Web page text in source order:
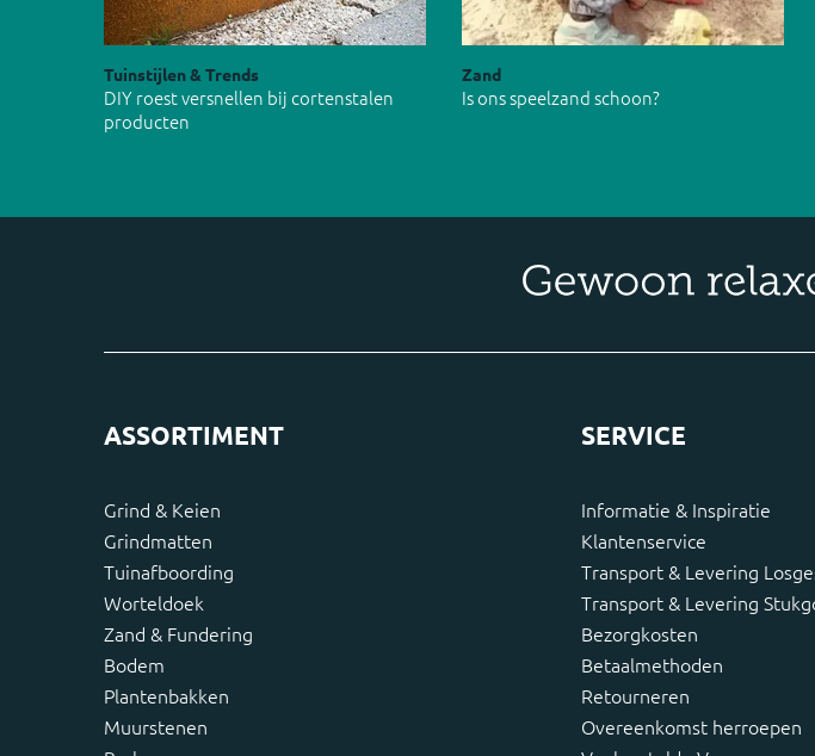
Tuinstijlen & Trends
DIY roest versnellen bij cortenstalen
producten
Zand
Is ons speelzand schoon?
ASSORTIMENT
Grind & Keien
Grindmatten
Tuinafboording
Worteldoek
Zand & Fundering
Bodem
Plantenbakken
Muurstenen
SERVICE
Informatie & Inspiratie
Klantenservice
Transport & Levering
Transport & Levering
Bezorgkosten
Betaalmethoden
Retourneren
Overeenkomst herroepen